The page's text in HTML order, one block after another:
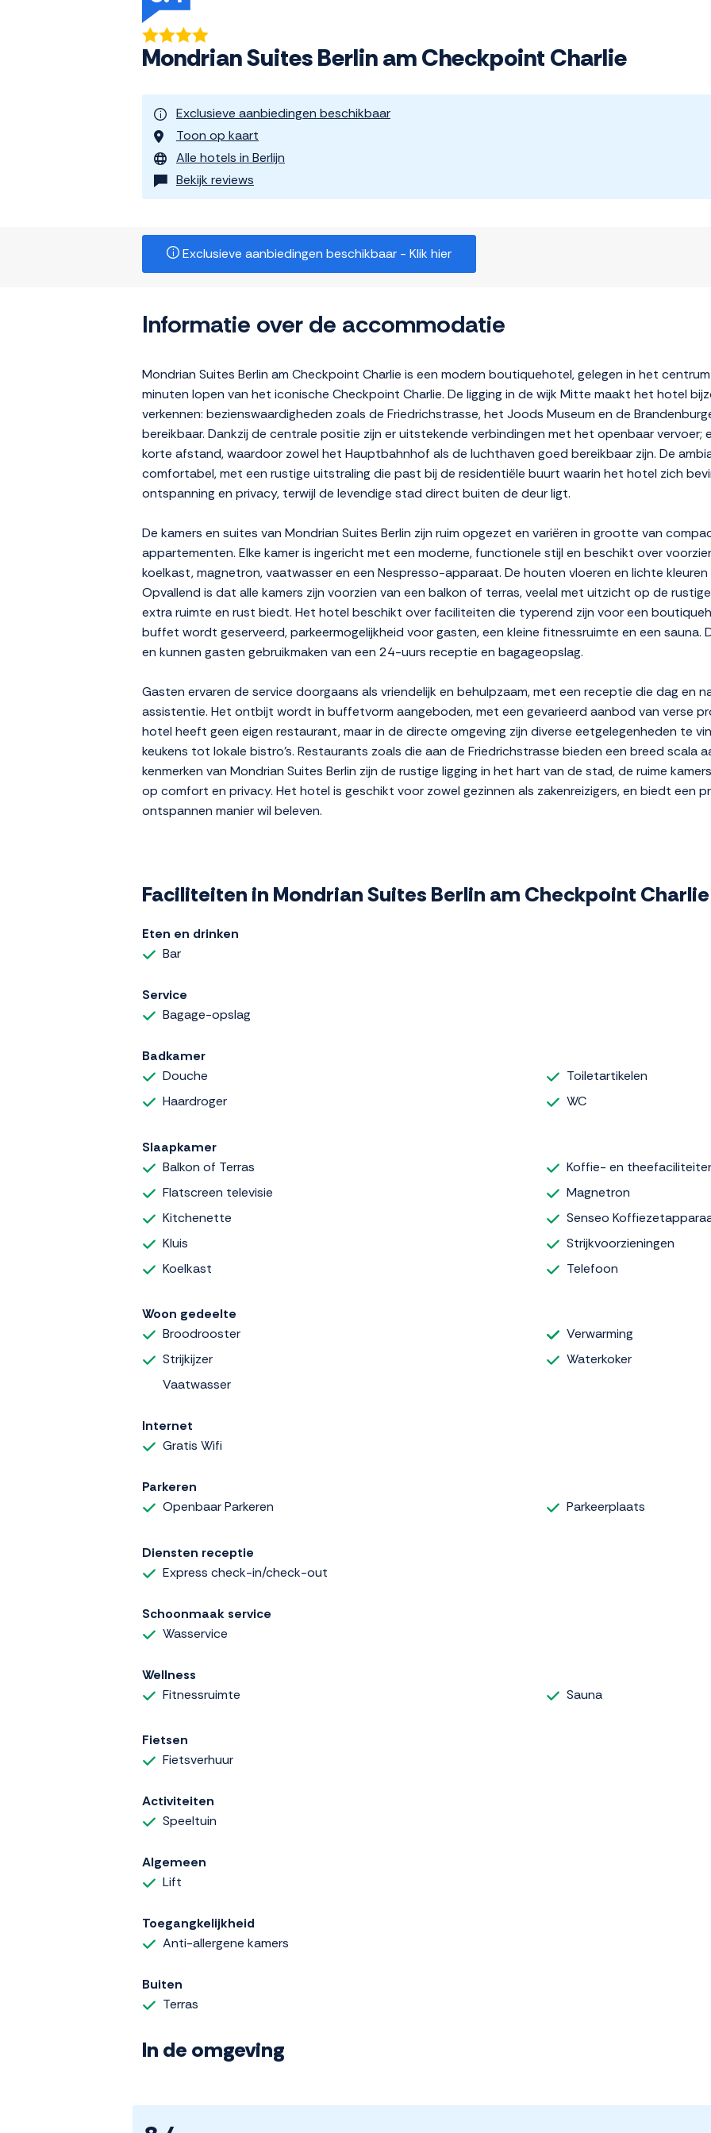
Mondrian Suites Berlin am Checkpoint Charlie
Exclusieve aanbiedingen beschikbaar
Toon op kaart
Alle hotels in Berlijn
Bekijk reviews
Exclusieve aanbiedingen beschikbaar - Klik hier
Informatie over de accommodatie
Mondrian Suites Berlin am Checkpoint Charlie is een modern boutiquehotel, gelegen in het
minuten lopen van het iconische Checkpoint Charlie. De ligging in de wijk Mitte maakt het hotel
verkennen: bezienswaardigheden zoals de Friedrichstrasse, het Joods Museum en de
bereikbaar. Dankzij de centrale positie zijn er uitstekende verbindingen met het openbaar
korte afstand, waardoor zowel het Hauptbahnhof als de luchthaven goed bereikbaar zijn. De
comfortabel, met een rustige uitstraling die past bij de residentiële buurt waarin het hotel zich
ontspanning en privacy, terwijl de levendige stad direct buiten de deur ligt.
De kamers en suites van Mondrian Suites Berlin zijn ruim opgezet en variëren in grootte van
appartementen. Elke kamer is ingericht met een moderne, functionele stijl en beschikt over
koelkast, magnetron, vaatwasser en een Nespresso-apparaat. De houten vloeren en lichte
Opvallend is dat alle kamers zijn voorzien van een balkon of terras, veelal met uitzicht op de
extra ruimte en rust biedt. Het hotel beschikt over faciliteiten die typerend zijn voor een
buffet wordt geserveerd, parkeermogelijkheid voor gasten, een kleine fitnessruimte en een sauna.
en kunnen gasten gebruikmaken van een 24-uurs receptie en bagageopslag.
Gasten ervaren de service doorgaans als vriendelijk en behulpzaam, met een receptie die dag en
assistentie. Het ontbijt wordt in buffetvorm aangeboden, met een gevarieerd aanbod van verse
hotel heeft geen eigen restaurant, maar in de directe omgeving zijn diverse eetgelegenheden te
keukens tot lokale bistro's. Restaurants zoals die aan de Friedrichstrasse bieden een breed scala
kenmerken van Mondrian Suites Berlin zijn de rustige ligging in het hart van de stad, de ruime
op comfort en privacy. Het hotel is geschikt voor zowel gezinnen als zakenreizigers, en biedt een
ontspannen manier wil beleven.
Faciliteiten in Mondrian Suites Berlin am Checkpoint Charlie
Eten en drinken
Bar
Service
Bagage-opslag
Badkamer
Douche
Haardroger
Toiletartikelen
WC
Slaapkamer
Balkon of Terras
Flatscreen televisie
Kitchenette
Kluis
Koelkast
Koffie- en
Magnetron
Senseo
Strijkvoorzieningen
Telefoon
Woon gedeelte
Broodrooster
Strijkijzer
Vaatwasser
Verwarming
Waterkoker
Internet
Gratis Wifi
Parkeren
Openbaar Parkeren
Parkeerplaats
Diensten receptie
Express check-in/check-out
Schoonmaak service
Wasservice
Wellness
Fitnessruimte
Sauna
Fietsen
Fietsverhuur
Activiteiten
Speeltuin
Algemeen
Lift
Toegangkelijkheid
Anti-allergene kamers
Buiten
Terras
In de omgeving